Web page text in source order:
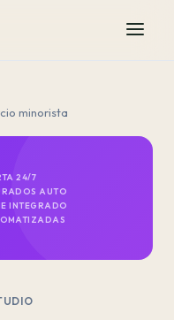
minorista
24/7
AUTO
INTEGRADO